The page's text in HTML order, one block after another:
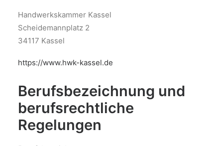
Handwerkskammer Kassel
Scheidemannplatz 2
34117 Kassel
https://www.hwk-kassel.de
Berufsbezeichnung und
berufsrechtliche
Regelungen